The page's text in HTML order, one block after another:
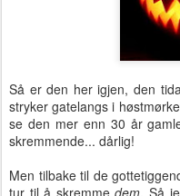
Så er den her igjen, den
stryker gatelangs i
se den mer enn 30 år
skremmende... dårlig!
Men tilbake til de